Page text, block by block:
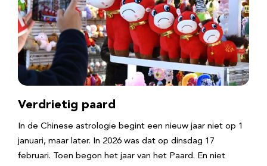
Verdrietig paard
In de Chinese astrologie begint een nieuw jaar niet op 1
januari, maar later. In 2026 was dat op dinsdag 17
februari. Toen begon het jaar van het Paard. En niet